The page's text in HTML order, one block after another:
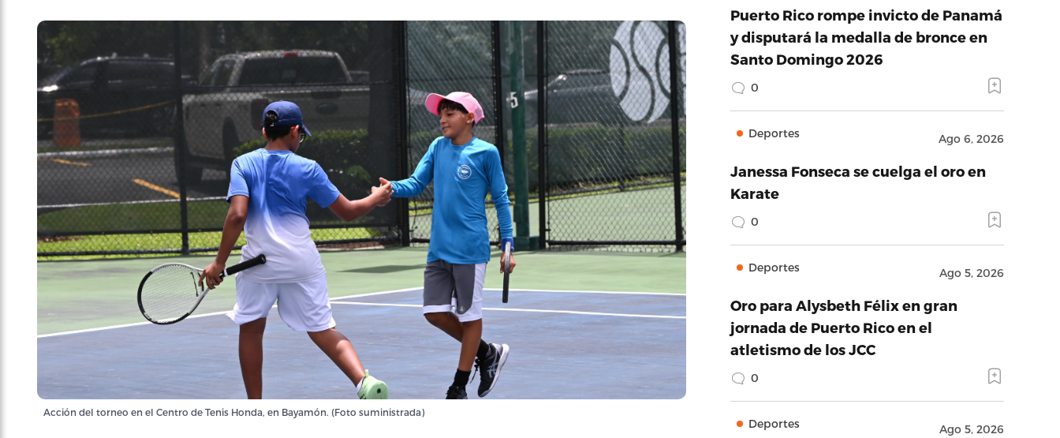
Acción del torneo en el Centro de Tenis Honda, en Bayamón. (Foto suministrada)
Puerto Rico rompe invicto de Panamá
y disputará la medalla de bronce en
Santo Domingo 2026
0
Deportes Ago 6, 2026
Janessa Fonseca se cuelga el oro en
Karate
0
Deportes Ago 5, 2026
Oro para Alysbeth Félix en gran
jornada de Puerto Rico en el
atletismo de los JCC
0
Deportes Ago 5, 2026